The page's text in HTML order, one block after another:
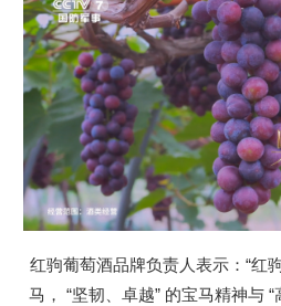
红驹葡萄酒品牌负责人表示：“红
马， “坚韧、卓越” 的宝马精神与